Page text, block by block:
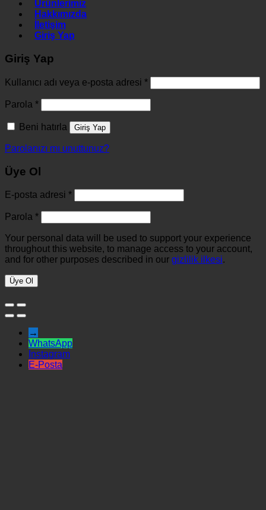
Ürünlerimiz
Hakkımızda
İletişim
Giriş Yap
Giriş Yap
Kullanıcı adı veya e-posta adresi *
Parola *
Beni hatırla Giriş Yap
Parolanızı mı unuttunuz?
Üye Ol
E-posta adresi *
Parola *
Your personal data will be used to support your experience
throughout this website, to manage access to your account,
and for other purposes described in our gizlilik ilkesi.
Üye Ol
→
WhatsApp
Instagram
E-Posta